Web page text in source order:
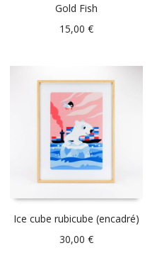
Gold Fish
15,00€
Ice cube rubicube (encadré)
30,00€